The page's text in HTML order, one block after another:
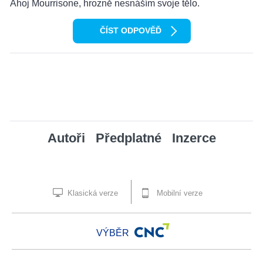
Ahoj Mourrisone, hrozně nesnáším svoje tělo.
ČÍST ODPOVĚĎ
Autoři Předplatné Inzerce
Klasická verze Mobilní verze
VÝBĚR